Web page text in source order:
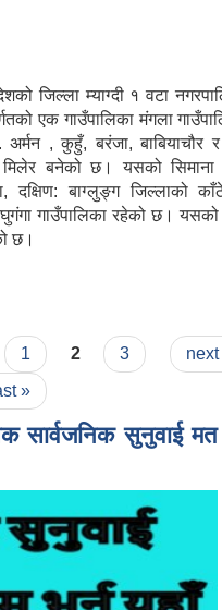
जिल्ला म्याग्दी १ वटा
एक गाउँपालिका मंगला
अर्मन , कुहुँ, बरंजा, बाबियाचौर
बनेको छ। यसको सिमाना
दक्षिण: बाग्लुङ्ग जिल्लाको
गाउँपालिका रहेको छ।
छ।
1 2 3
next
»
सुनुवाई मत